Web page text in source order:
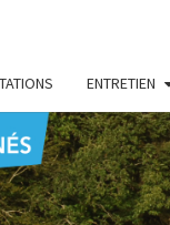
ENTRETIEN